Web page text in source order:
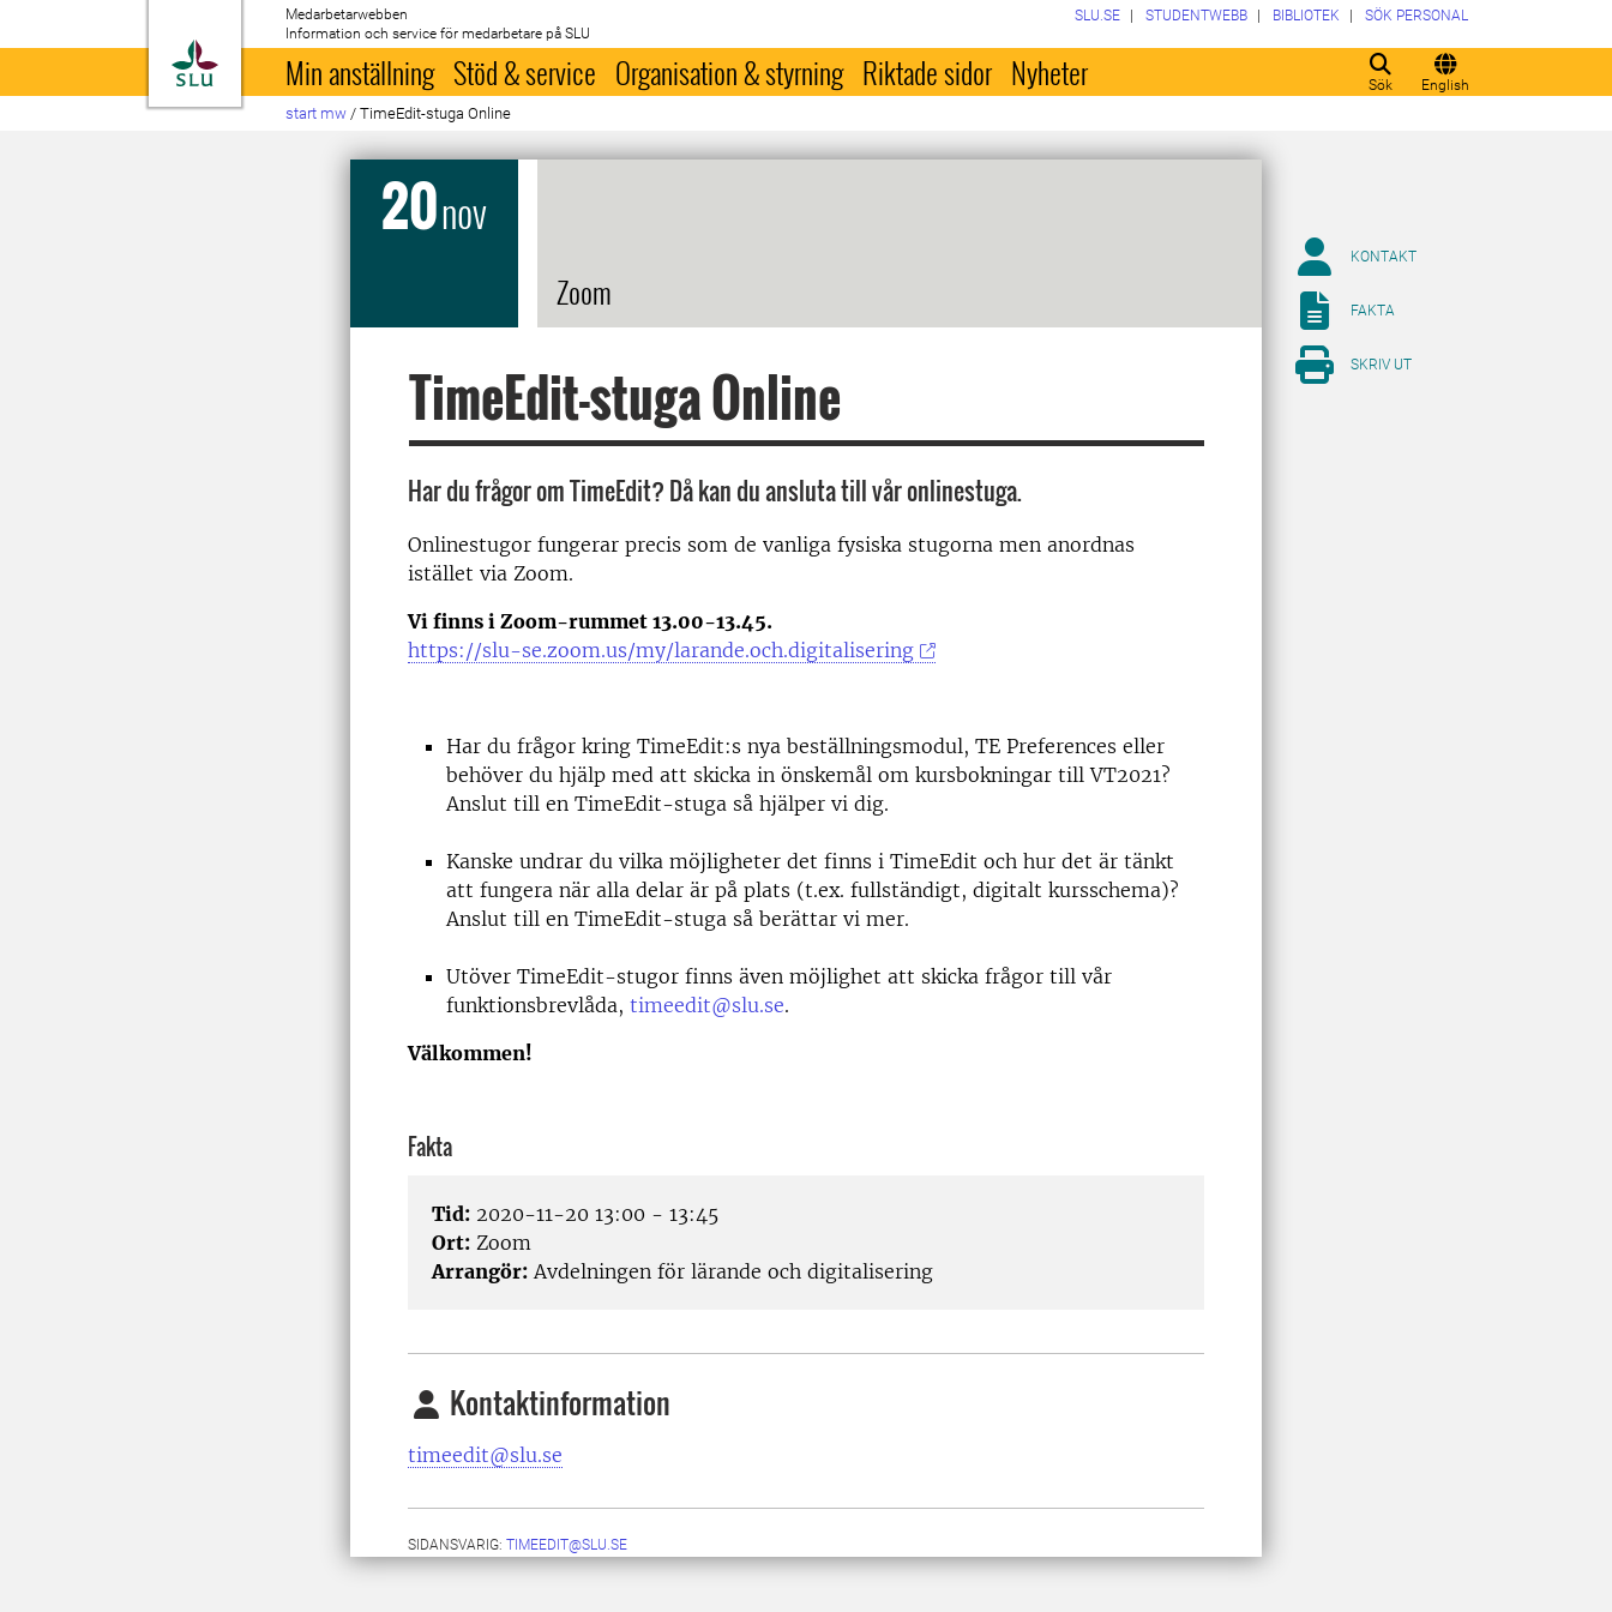
Till startsida
Medarbetarwebben
Information och service för medarbetare på SLU
Sök English
SLU.SE STUDENTWEBB BIBLIOTEK SÖK PERSONAL
Min anställning Stöd & service Organisation & styrning Riktade sidor Nyheter
start mw / TimeEdit-stuga Online
20nov
Zoom
TimeEdit-stuga Online
Har du frågor om TimeEdit? Då kan du ansluta till vår onlinestuga.
Onlinestugor fungerar precis som de vanliga fysiska stugorna men anordnas
istället via Zoom.
Vi finns i Zoom-rummet 13.00-13.45.
https://slu-se.zoom.us/my/larande.och.digitalisering
Har du frågor kring TimeEdit:s nya beställningsmodul, TE Preferences eller
behöver du hjälp med att skicka in önskemål om kursbokningar till VT2021?
Anslut till en TimeEdit-stuga så hjälper vi dig.
Kanske undrar du vilka möjligheter det finns i TimeEdit och hur det är tänkt
att fungera när alla delar är på plats (t.ex. fullständigt, digitalt kursschema)?
Anslut till en TimeEdit-stuga så berättar vi mer.
Utöver TimeEdit-stugor finns även möjlighet att skicka frågor till vår
funktionsbrevlåda, timeedit@slu.se.
Välkommen!
Fakta
Tid: 2020-11-20 13:00 - 13:45
Ort: Zoom
Arrangör: Avdelningen för lärande och digitalisering
Kontaktinformation
timeedit@slu.se
SIDANSVARIG: TIMEEDIT@SLU.SE
KONTAKT
FAKTA
SKRIV UT